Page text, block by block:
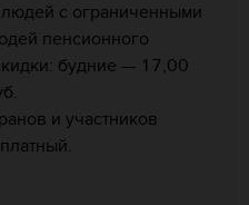
с ограниченными
пенсионного
будние — 17,00
и участников